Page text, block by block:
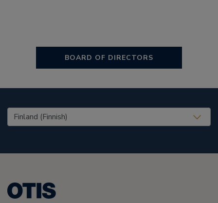
BOARD OF DIRECTORS
United States (EN)